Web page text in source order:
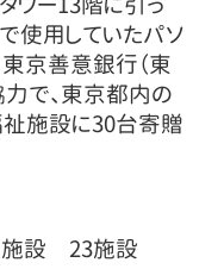
使用していたパソ
東京善意銀行（東
で、東京都内の
施設に30台寄贈
施設 23施設